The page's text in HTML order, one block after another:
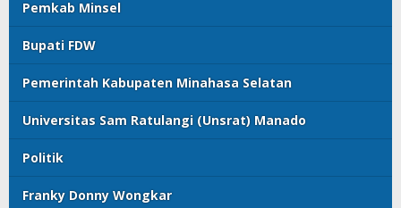
Pemkab Minsel
Bupati FDW
Pemerintah Kabupaten Minahasa Selatan
Universitas Sam Ratulangi (Unsrat) Manado
Politik
Franky Donny Wongkar